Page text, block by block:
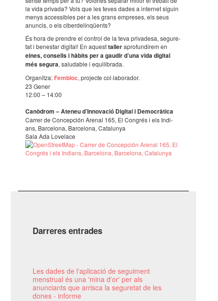
la vida privada? Vols que les teves dades a inter­net siguin
menys acces­si­bles per a les grans empre­ses, els seus
anun­cis, o els ciber­de­lin­qüents?
És hora de pren­dre el control de la teva priva­desa, segu­re­
tat i benes­tar digi­tal! En aquesttallerapro­fun­di­rem en
eines, consells i hàbits per a gaudir d’una vida digi­tal
més segura, salu­da­ble i equi­li­brada.
Orga­nitza: Fembloc, projecte col·­la­bo­ra­dor.
23 Gener
12:00 – 14:00
Canò­drom – Ateneu d’In­no­va­ció Digi­tal i Demo­crà­tica
Carrer de Concep­ción Arenal 165, El Congrés i els Indi­
ans, Barce­lona, Barce­lona, Cata­lu­nya
Sala Ada Love­lace
Darreres entrades
Les dades de l'aplicació de seguiment
menstrual és una 'mina d'or' per als
anunciants que arrisca la seguretat de les
dones - informe